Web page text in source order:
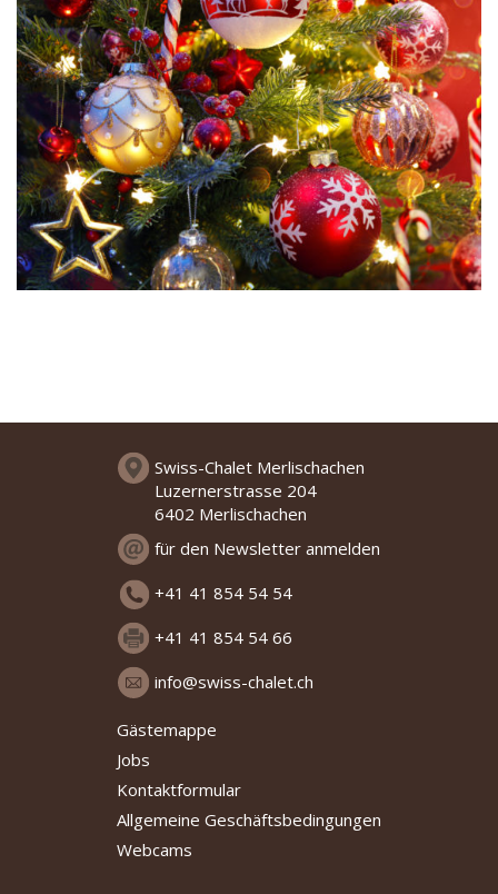
Swiss-Chalet Merlischachen
Luzernerstrasse 204
6402 Merlischachen
für den Newsletter anmelden
+41 41 854 54 54
+41 41 854 54 66
info@swiss-chalet.ch
Gästemappe
Jobs
Kontaktformular
Allgemeine Geschäftsbedingungen
Webcams